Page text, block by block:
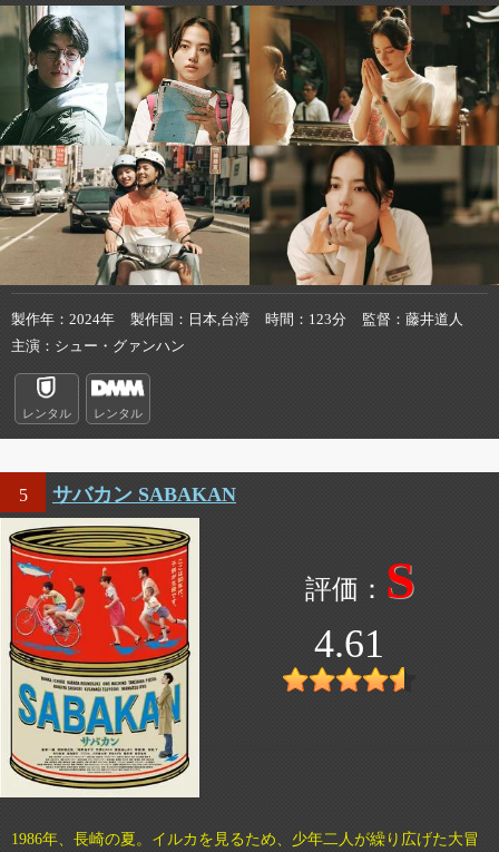
製作年 2024年 製作国 日本,台湾 時間 123分 監督
藤井道人
主演
シュー・グァンハン
レンタル レンタル
5 サバカン SABAKAN
S
4.61
1986年、長崎の夏。イルカを見るため、少年二人が繰り広げた大冒